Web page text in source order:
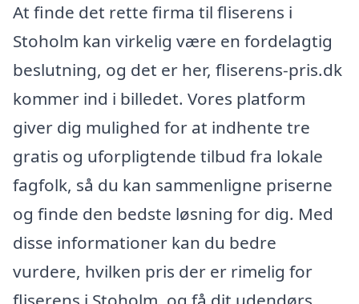
At finde det rette firma til fliserens i
Stoholm kan virkelig være en fordelagtig
beslutning, og det er her, fliserens-pris.dk
kommer ind i billedet. Vores platform
giver dig mulighed for at indhente tre
gratis og uforpligtende tilbud fra lokale
fagfolk, så du kan sammenligne priserne
og finde den bedste løsning for dig. Med
disse informationer kan du bedre
vurdere, hvilken pris der er rimelig for